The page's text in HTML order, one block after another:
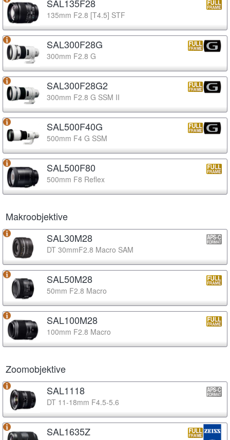
SAL135F28
135mm F2.8 [T4.5] STF
SAL300F28G
300mm F2.8 G
SAL300F28G2
300mm F2.8 G SSM II
SAL500F40G
500mm F4 G SSM
SAL500F80
500mm F8 Reflex
Makroobjektive
SAL30M28
DT 30mmF2.8 Macro SAM
SAL50M28
50mm F2.8 Macro
SAL100M28
100mm F2.8 Macro
Zoomobjektive
SAL1118
DT 11-18mm F4.5-5.6
SAL1635Z